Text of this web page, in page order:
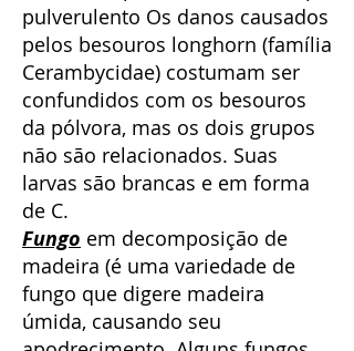
pulverulento Os danos causados
pelos besouros longhorn (família
Cerambycidae) costumam ser
confundidos com os besouros
da pólvora, mas os dois grupos
não são relacionados. Suas
larvas são brancas e em forma
de C.
Fungo em decomposição de
madeira (é uma variedade de
fungo que digere madeira
úmida, causando seu